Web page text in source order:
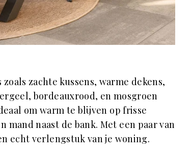
zachte kussens, warme dekens,
bordeauxrood, en mosgroen
om warm te blijven op frisse
mand naast de bank. Met een paar van
echt verlengstuk van je woning.